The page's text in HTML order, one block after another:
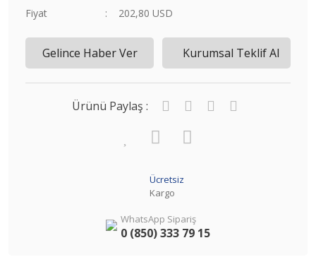
Fiyat
202,80 USD
Gelince Haber Ver Kurumsal Teklif Al
Ürünü Paylaş :
Ücretsiz
Kargo
WhatsApp Sipariş
0 (850) 333 79 15